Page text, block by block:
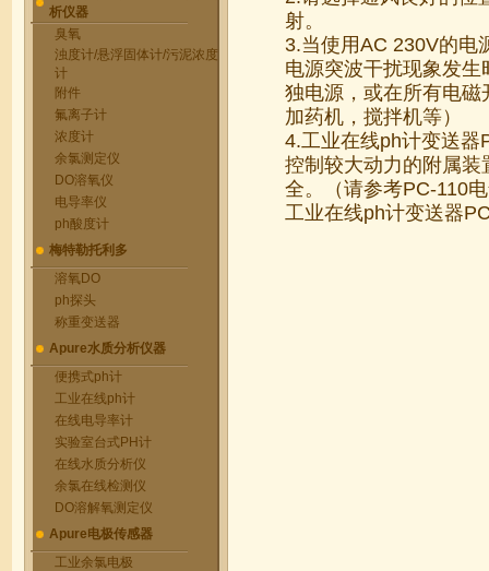
析仪器
臭氧
浊度计/悬浮固体计/污泥浓度
计
附件
氟离子计
浓度计
余氯测定仪
DO溶氧仪
电导率仪
ph酸度计
梅特勒托利多
溶氧DO
ph探头
称重变送器
Apure水质分析仪器
便携式ph计
工业在线ph计
在线电导率计
实验室台式PH计
在线水质分析仪
余氯在线检测仪
DO溶解氧测定仪
Apure电极传感器
工业余氯电极
射。
3.当使用AC 230V的电
电源突波干扰现象发
独电源，或在所有电
加药机，搅拌机等）
4.工业在线ph计变送器
控制较大动力的附属
全。（请参考PC-110
工业在线ph计变送器